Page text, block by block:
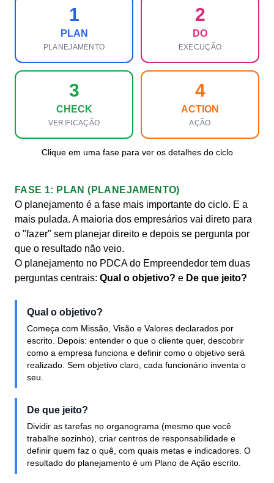
1
PLAN
PLANEJAMENTO
2
DO
EXECUÇÃO
3
CHECK
VERIFICAÇÃO
4
ACTION
AÇÃO
Clique em uma fase para ver os detalhes do ciclo
FASE 1: PLAN (PLANEJAMENTO)
O planejamento é a fase mais importante do ciclo. E a
mais pulada. A maioria dos empresários vai direto para
o "fazer" sem planejar direito e depois se pergunta por
que o resultado não veio.
O planejamento no PDCA do Empreendedor tem duas
perguntas centrais: Qual o objetivo? e De que jeito?
Qual o objetivo?
Começa com Missão, Visão e Valores declarados por
escrito. Depois: entender o que o cliente quer, descobrir
como a empresa funciona e definir como o objetivo será
realizado. Sem objetivo claro, cada funcionário inventa o
seu.
De que jeito?
Dividir as tarefas no organograma (mesmo que você
trabalhe sozinho), criar centros de responsabilidade e
definir quem faz o quê, com quais metas e indicadores. O
resultado do planejamento é um Plano de Ação escrito.